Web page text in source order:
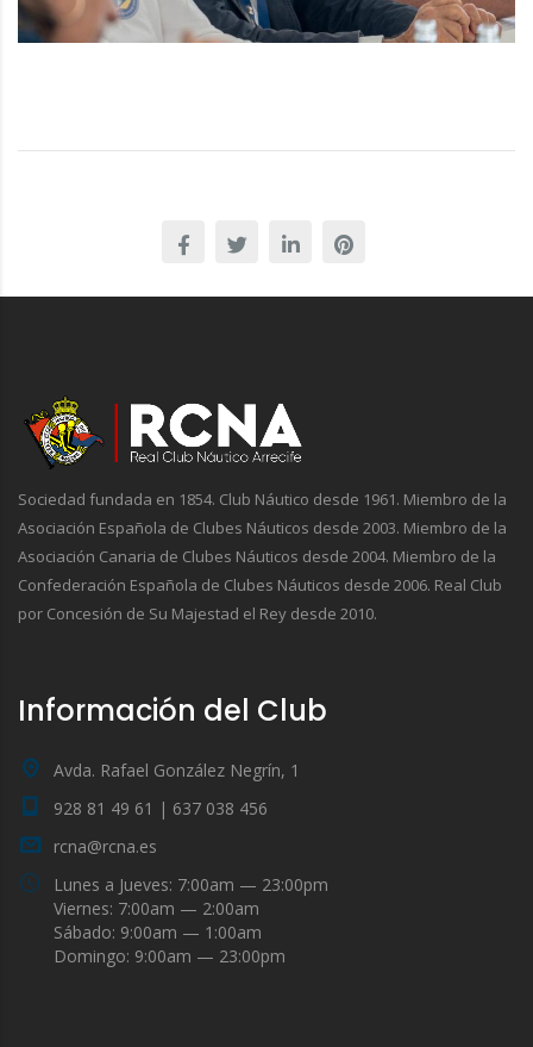
Sociedad fundada en 1854. Club Náutico desde 1961. Miembro de la
Asociación Española de Clubes Náuticos desde 2003. Miembro de la
Asociación Canaria de Clubes Náuticos desde 2004. Miembro de la
Confederación Española de Clubes Náuticos desde 2006. Real Club
por Concesión de Su Majestad el Rey desde 2010.
Información del Club
Avda. Rafael González Negrín, 1
928 81 49 61 | 637 038 456
rcna@rcna.es
Lunes a Jueves: 7:00am — 23:00pm
Viernes: 7:00am — 2:00am
Sábado: 9:00am — 1:00am
Domingo: 9:00am — 23:00pm